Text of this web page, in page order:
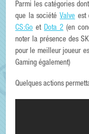
Parmi les catégories
que la sociétéValve est
CS:Go etDota 2 (en
noter la présence des
pour le meilleur joueur
Gaming également)
Quelques actions